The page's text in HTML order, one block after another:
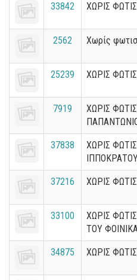
33842 ΧΩΡΙΣ
2562 Χωρίς
25239 ΧΩΡΙΣ
7919
ΧΩΡΙΣ
37838
ΧΩΡΙΣ
37216 ΧΩΡΙΣ
33100
ΧΩΡΙΣ
ΤΟΥ
34875 ΧΩΡΙΣ